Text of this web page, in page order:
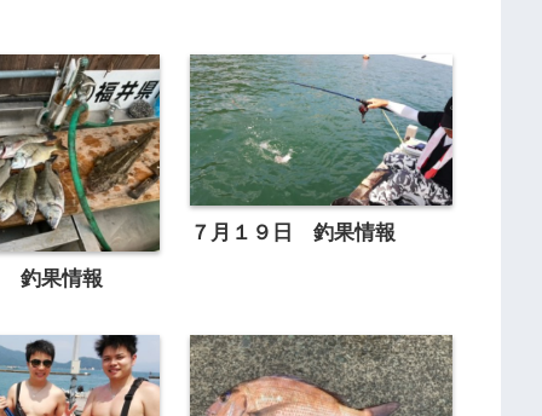
釣果情報
７月１９日 釣果情報